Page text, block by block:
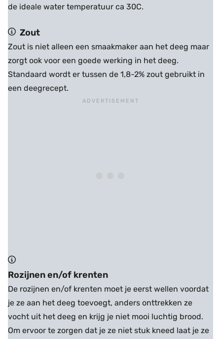
de ideale water temperatuur ca 30C.
Zout
Zout is niet alleen een smaakmaker aan het deeg maar
zorgt ook voor een goede werking in het deeg.
Standaard wordt er tussen de 1,8-2% zout gebruikt in
een deegrecept.
Rozijnen en/of krenten
De rozijnen en/of krenten moet je eerst wellen voordat
je ze aan het deeg toevoegt, anders onttrekken ze
vocht uit het deeg en krijg je niet mooi luchtig brood.
Om ervoor te zorgen dat je ze niet stuk kneed laat je ze